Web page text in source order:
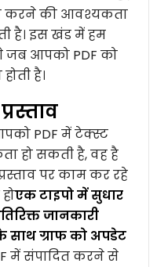
करने की आवश्यकता
है। इस खंड में हम
जब आपको PDF को
है।
PDF में टेक्स्ट
हो सकती है, वह है
पर काम कर रहे
एक टाइपो में सुधार
जानकारी
साथ ग्राफ को अपडेट
में संपादित करने से